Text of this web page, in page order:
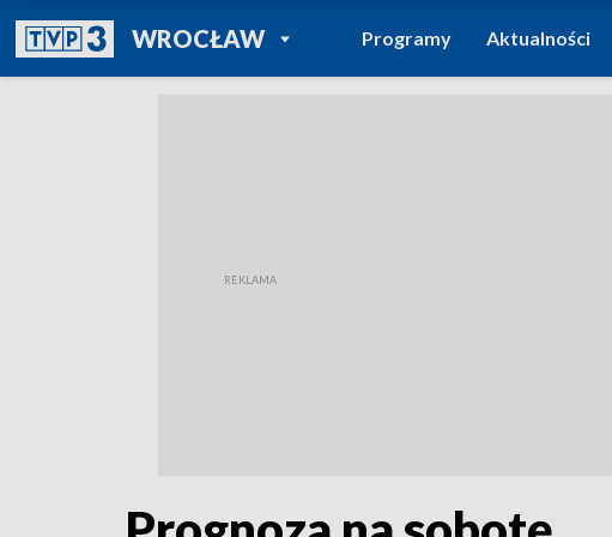
WROCŁAWPOWRÓT DO
TVP REGIONY
Programy Aktualności